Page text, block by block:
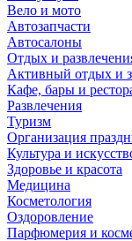
Вело и мото
Автозапчасти
Автосалоны
Отдых и
Активный отдых и
Кафе, бары и
Развлечения
Туризм
Организация
Культура и
Здоровье и красота
Медицина
Косметология
Оздоровление
Парфюмерия и